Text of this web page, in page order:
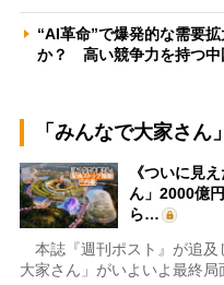
“AI革命”で爆発的な需要
か？ 高い競争力を持つ
「みんなで大家さ
《ついに見
ん」2000億
ら…
本誌『週刊ポスト』が追及
大家さん」がいよいよ最終局